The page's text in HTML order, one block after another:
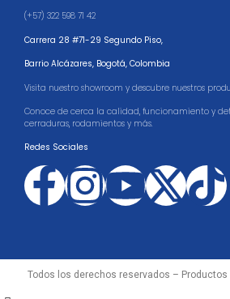
(+57) 322 598 71 42
Carrera 28 #71-29 Segundo Piso,
Barrio Alcázares, Bogotá, Colombia
Visita nuestro showroom y descubre nuestros
Conoce de cerca la calidad, funcionamiento y
cerraduras, rodamientos y más.
Redes Sociales
Todos los derechos reservados – Productos